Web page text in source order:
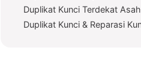
Duplikat Kunci Terdekat
Duplikat Kunci & Reparasi